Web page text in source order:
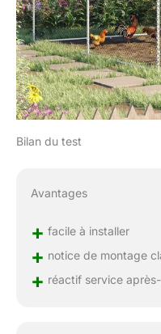
Bilan du test
Avantages
+ facile à installer
+ notice de montage
+ réactif service